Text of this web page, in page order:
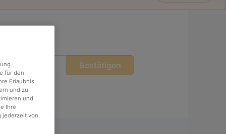
Bestätigen
für den
Erlaubnis.
und zu
und
Ihre
jederzeit von